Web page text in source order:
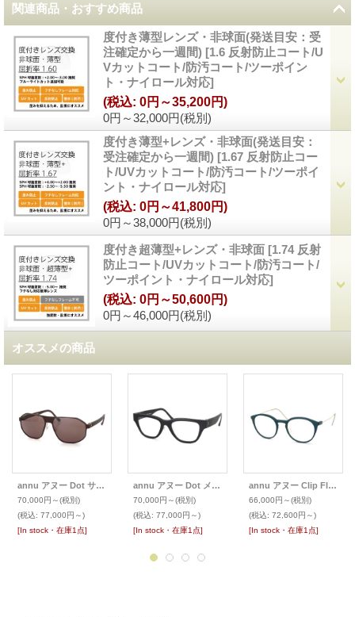
関連商品・おすすめ商品
度付き薄型レンズ・非球面(発送目安：受
注確定から一週間) [1.6 反射防止コート/U
Vカットコート/防汚コート/ツーポイン
ト・ナイロール対応]
0円～32,000円(税別)
(税込: 0円～35,200円)
度付き薄型+レンズ・非球面(発送目安：
受注確定から一週間) [1.67 反射防止コー
ト/UVカットコート/防汚コート/ツーポイ
ント・ナイロール対応]
0円～38,000円(税別)
(税込: 0円～41,800円)
度付き超薄型+レンズ・非球面 [1.74 反射
防止コート/UVカットコート/防汚コート/
ツーポイント・ナイロール対応]
0円～46,000円(税別)
(税込: 0円～50,600円)
オススメの商品
annu アヌー Dot サングラス Fari
70,000円～(税別)
(税込: 77,000円～)
[In stock・在庫1点]
annu アヌー Dot メガネ Rila
70,000円～(税別)
(税込: 77,000円～)
[In stock・在庫1点]
annu アヌー Clip Float メガネ Panto 11 M 金属アームパット
66,000円～(税別)
(税込: 72,600円～)
[In stock・在庫1点]